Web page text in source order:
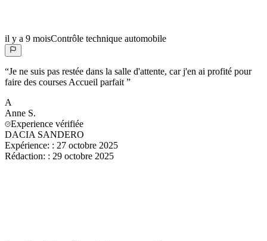
il y a 9 moisContrôle technique automobile
“Je ne suis pas restée dans la salle d'attente, car j'en ai profité pour
faire des courses Accueil parfait”
A
Anne S.
Experience vérifiée
DACIA SANDERO
Expérience: : 27 octobre 2025
Rédaction: : 29 octobre 2025